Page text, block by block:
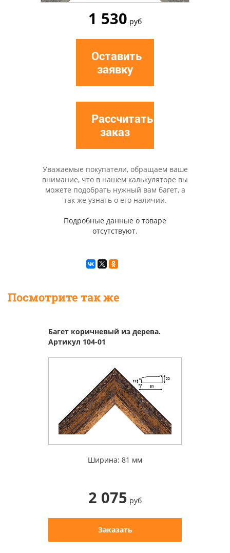
1 530 руб
Оставить
заявку
Рассчитать
заказ
Уважаемые покупатели, обращаем ваше
внимание, что в нашем калькуляторе вы
можете подобрать нужный вам багет, а
так же узнать о его наличии.
Подробные данные о товаре
отсутствуют.
Посмотрите так же
Багет коричневый из дерева.
Артикул 104-01
Ширина: 81 мм
2 075 руб
Заказать